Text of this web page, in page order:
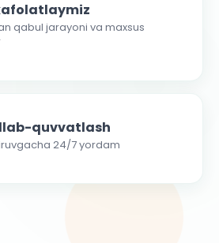
qabul jarayoni va maxsus
quvvatlash
24/7 yordam